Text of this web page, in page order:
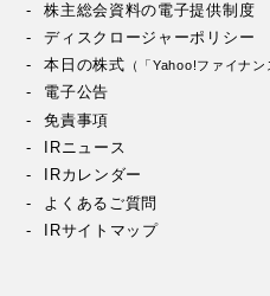
株主総会資料の電子提供制度
ディスクロージャーポリシー
本日の株式 （「Yahoo!ファイナ
電子公告
免責事項
IRニュース
IRカレンダー
よくあるご質問
IRサイトマップ